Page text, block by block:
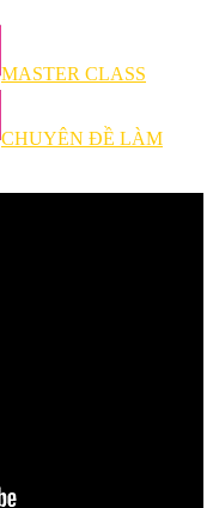
MASTER CLASS
CHUYÊN ĐỀ LÀM